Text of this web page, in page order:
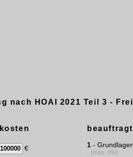
nach HOAI 2021 Teil 3 -
€ 1 -
(max. 3%)